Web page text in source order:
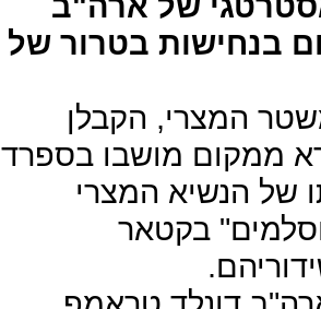
בנחישות בטרור של
המצרי, הקבלן
ממקום מושבו בספרד
של הנשיא המצרי
בקטאר